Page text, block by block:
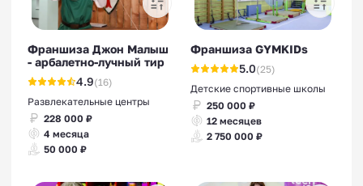
Франшиза Джон Малыш
- арбалетно-лучный тир
4.9(16)
Развлекательные центры
228 000 ₽
4 месяца
50 000 ₽
Франшиза GYMKIDs
5.0(25)
Детские спортивные школы
250 000 ₽
12 месяцев
2 750 000 ₽